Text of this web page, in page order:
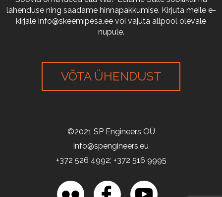
lahenduse ning saadame hinnapakkumise. Kirjuta meile e-
kirjale info@skeemipesa.ee või vajuta allpool olevale
nupule.
VÕTA ÜHENDUST
©2021 SP Engineers OÜ
info@spengineers.eu
+372 526 4992; +372 516 9995